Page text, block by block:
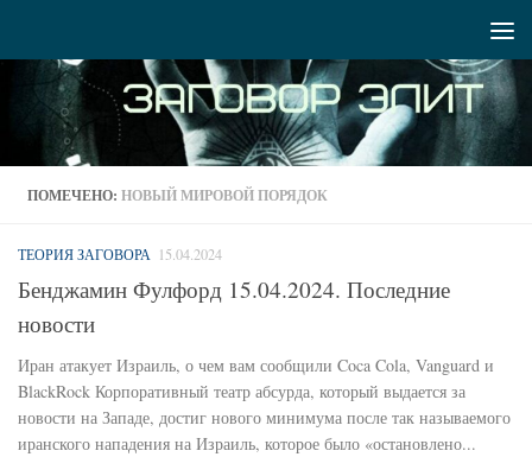
ПОМЕЧЕНО: НОВЫЙ МИРОВОЙ ПОРЯДОК
ТЕОРИЯ ЗАГОВОРА 15.04.2024
Бенджамин Фулфорд 15.04.2024. Последние
новости
Иран атакует Израиль, о чем вам сообщили Coca Cola, Vanguard и
BlackRock Корпоративный театр абсурда, который выдается за
новости на Западе, достиг нового минимума после так называемого
иранского нападения на Израиль, которое было «остановлено...